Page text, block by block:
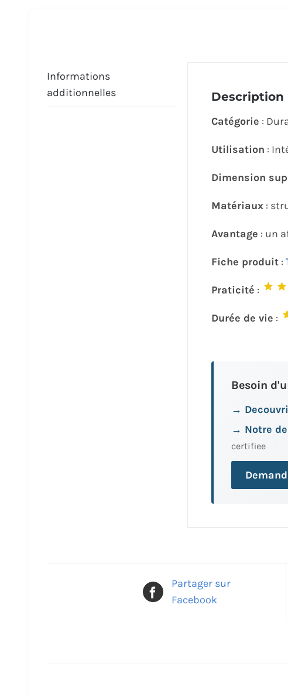
Informations
additionnelles
Description
Catégorie :
Utilisation :
Dimension
Matériaux:
Avantage : un
Fiche produit:
Praticité :
Durée de vie :
Besoin
→
→ Notre
certifiee
Partager sur
Facebook